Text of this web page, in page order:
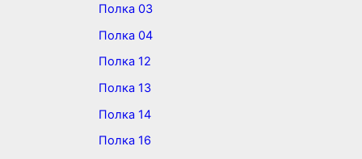
Полка 03
Полка 04
Полка 12
Полка 13
Полка 14
Полка 16